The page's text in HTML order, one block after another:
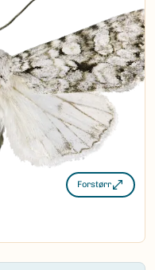
Ingen
(Ekstern lenke)
Forstørr